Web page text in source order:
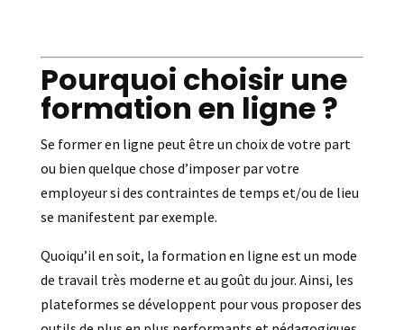
Pourquoi choisir une
formation en ligne ?
Se former en ligne peut être un choix de votre part
ou bien quelque chose d’imposer par votre
employeur si des contraintes de temps et/ou de lieu
se manifestent par exemple.
Quoiqu’il en soit, la formation en ligne est un mode
de travail très moderne et au goût du jour. Ainsi, les
plateformes se développent pour vous proposer des